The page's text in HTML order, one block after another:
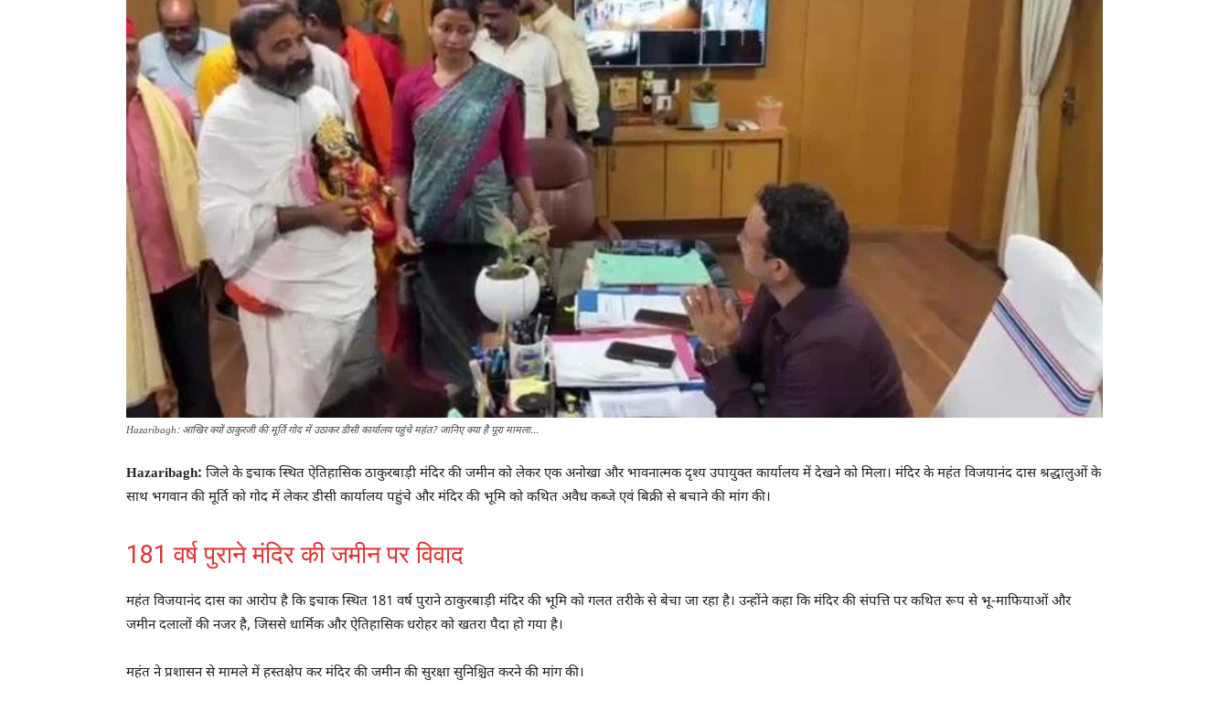
Hazaribagh: आखिर क्यों ठाकुरजी की मूर्ति गोद में उठाकर डीसी कार्यालय पहुंचे महंत? जानिए क्या है पूरा मामला...
Hazaribagh: जिले के इचाक स्थित ऐतिहासिक ठाकुरबाड़ी मंदिर की जमीन को लेकर एक अनोखा और भावनात्मक दृश्य उपायुक्त कार्यालय में देखने को मिला। मंदिर के महंत विजयानंद दास श्रद्धालुओं के
साथ भगवान की मूर्ति को गोद में लेकर डीसी कार्यालय पहुंचे और मंदिर की भूमि को कथित अवैध कब्जे एवं बिक्री से बचाने की मांग की।
181 वर्ष पुराने मंदिर की जमीन पर विवाद
महंत विजयानंद दास का आरोप है कि इचाक स्थित 181 वर्ष पुराने ठाकुरबाड़ी मंदिर की भूमि को गलत तरीके से बेचा जा रहा है। उन्होंने कहा कि मंदिर की संपत्ति पर कथित रूप से भू-माफियाओं और
जमीन दलालों की नजर है, जिससे धार्मिक और ऐतिहासिक धरोहर को खतरा पैदा हो गया है।
महंत ने प्रशासन से मामले में हस्तक्षेप कर मंदिर की जमीन की सुरक्षा सुनिश्चित करने की मांग की।